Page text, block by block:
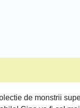
de monstrii